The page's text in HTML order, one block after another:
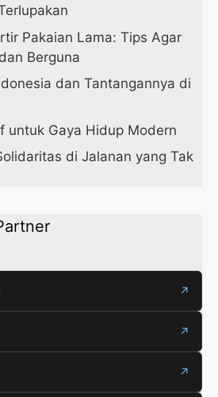
Pakaian Lama: Tips Agar
Berguna
dan Tantangannya di
untuk Gaya Hidup Modern
di Jalanan yang Tak
↗
↗
↗